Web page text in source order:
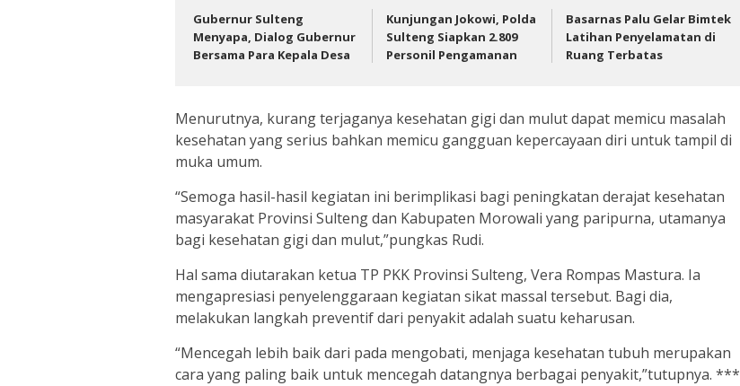
Gubernur Sulteng
Menyapa, Dialog Gubernur
Bersama Para Kepala Desa
Kunjungan Jokowi, Polda
Sulteng Siapkan 2.809
Personil Pengamanan
Basarnas Palu Gelar Bimtek
Latihan Penyelamatan di
Ruang Terbatas
Menurutnya, kurang terjaganya kesehatan gigi dan mulut dapat memicu masalah
kesehatan yang serius bahkan memicu gangguan kepercayaan diri untuk tampil di
muka umum.
“Semoga hasil-hasil kegiatan ini berimplikasi bagi peningkatan derajat kesehatan
masyarakat Provinsi Sulteng dan Kabupaten Morowali yang paripurna, utamanya
bagi kesehatan gigi dan mulut,”pungkas Rudi.
Hal sama diutarakan ketua TP PKK Provinsi Sulteng, Vera Rompas Mastura. Ia
mengapresiasi penyelenggaraan kegiatan sikat massal tersebut. Bagi dia,
melakukan langkah preventif dari penyakit adalah suatu keharusan.
“Mencegah lebih baik dari pada mengobati, menjaga kesehatan tubuh merupakan
cara yang paling baik untuk mencegah datangnya berbagai penyakit,”tutupnya. ***